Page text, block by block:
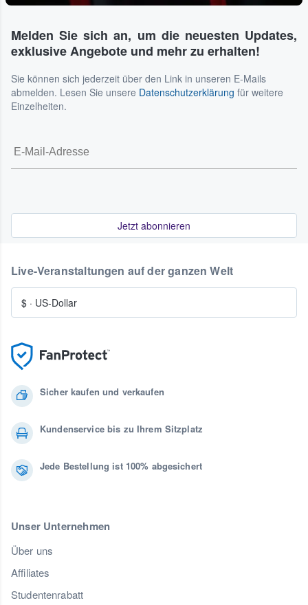
Melden Sie sich an, um die neuesten Updates,
exklusive Angebote und mehr zu erhalten!
Sie können sich jederzeit über den Link in unseren E-Mails
abmelden. Lesen Sie unsere Datenschutzerklärung für weitere
Einzelheiten.
Jetzt abonnieren
Sicher kaufen und verkaufen
Kundenservice bis zu Ihrem Sitzplatz
Jede Bestellung ist 100% abgesichert
Unser Unternehmen
Über uns
Affiliates
Studentenrabatt
Live-Veranstaltungen auf der ganzen Welt
$ · US-Dollar